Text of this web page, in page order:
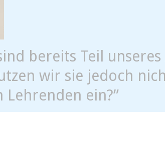
bereits Teil
wir sie jedoch
ein?”